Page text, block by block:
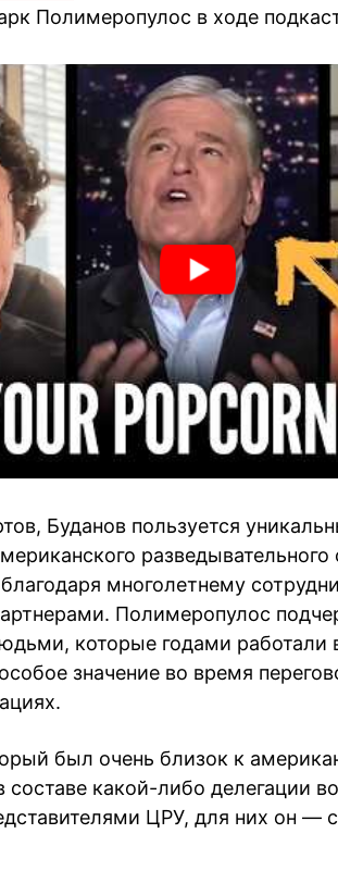
Полимеропулос в ходе
Буданов пользуется
многолетнему
Полимеропулос
которые годами работали
значение во время
был очень близок к
какой-либо делегации
ЦРУ, для них он —